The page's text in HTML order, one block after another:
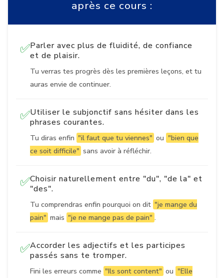
après ce cours :
✅Parler avec plus de fluidité, de confiance
et de plaisir.
Tu verras tes progrès dès les premières leçons, et tu
auras envie de continuer.
✅Utiliser le subjonctif sans hésiter dans les
phrases courantes.
Tu diras enfin "il faut que tu viennes" ou "bien que
ce soit difficile" sans avoir à réfléchir.
✅Choisir naturellement entre "du", "de la" et
"des".
Tu comprendras enfin pourquoi on dit "je mange du
pain" mais "je ne mange pas de pain" .
✅Accorder les adjectifs et les participes
passés sans te tromper.
Fini les erreurs comme "Ils sont content" ou "Elle